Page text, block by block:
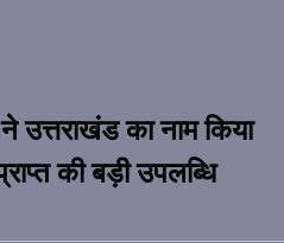
उत्तराखंड का नाम किया
की बड़ी उपलब्धि